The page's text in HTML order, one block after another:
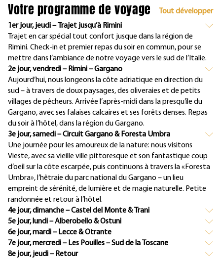
Votre programme de voyage
Tout développer
1er jour, jeudi – Trajet jusqu’à Rimini
Trajet en car spécial tout confort jusque dans la région de
Rimini. Check-in et premier repas du soir en commun, pour se
mettre dans l’ambiance de notre voyage vers le sud de l’Italie.
2e jour, vendredi – Rimini – Gargano
Aujourd’hui, nous longeons la côte adriatique en direction du
sud – à travers de doux paysages, des oliveraies et de petits
villages de pêcheurs. Arrivée l’après-midi dans la presqu’île du
Gargano, avec ses falaises calcaires et ses forêts denses. Repas
du soir à l’hôtel, dans la région du Gargano.
3e jour, samedi – Circuit Gargano & Foresta Umbra
Une journée pour les amoureux de la nature: nous visitons
Vieste, avec sa vieille ville pittoresque et son fantastique coup
d’oeil sur la côte escarpée, puis continuons à travers la «Foresta
Umbra», l’hêtraie du parc national du Gargano – un lieu
empreint de sérénité, de lumière et de magie naturelle. Petite
randonnée et retour à l’hôtel.
4e jour, dimanche – Castel del Monte & Trani
5e jour, lundi – Alberobello & Ostuni
6e jour, mardi – Lecce & Otrante
7e jour, mercredi – Les Pouilles – Sud de la Toscane
8e jour, jeudi – Retour